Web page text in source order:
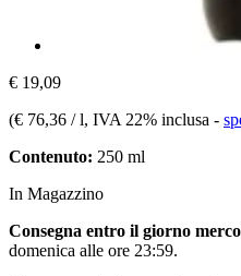
€ 19,09
(€ 76,36 / l, IVA 22% inclusa -
Contenuto: 250 ml
In Magazzino
Consegna entro il giorno
domenica alle ore 23:59.